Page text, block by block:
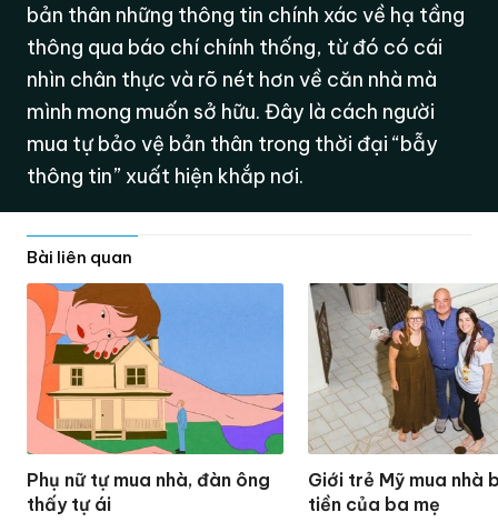
bản thân những thông tin chính xác về hạ tầng
thông qua báo chí chính thống, từ đó có cái
nhìn chân thực và rõ nét hơn về căn nhà mà
mình mong muốn sở hữu. Đây là cách người
mua tự bảo vệ bản thân trong thời đại “bẫy
thông tin” xuất hiện khắp nơi.
Bài liên quan
Phụ nữ tự mua nhà, đàn ông
thấy tự ái
Giới trẻ Mỹ mua nhà
tiền của ba mẹ